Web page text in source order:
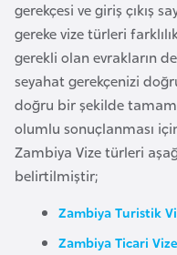
gerekçesi ve giriş çıkış
gereke vize türleri
gerekli olan evrakların
seyahat gerekçenizi
doğru bir şekilde
olumlu sonuçlanması
Zambiya Vize türleri
belirtilmiştir;
Zambiya Turistik
Zambiya Ticari Vize
k
a
B
e
i